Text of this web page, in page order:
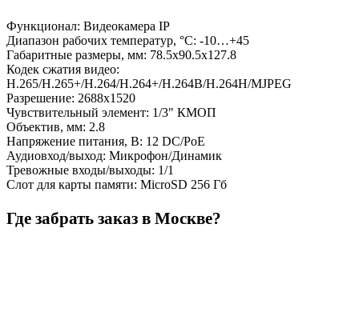
Функционал: Видеокамера IP
Диапазон рабочих температур, °С: -10…+45
Габаритные размеры, мм: 78.5х90.5х127.8
Кодек сжатия видео:
H.265/H.265+/H.264/H.264+/H.264В/H.264Н/MJPEG
Разрешение: 2688х1520
Чувствительный элемент: 1/3" КМОП
Объектив, мм: 2.8
Напряжение питания, В: 12 DC/PoE
Аудиовход/выход: Микрофон/Динамик
Тревожные входы/выходы: 1/1
Слот для карты памяти: MicroSD 256 Гб
Где забрать заказ в Москве?